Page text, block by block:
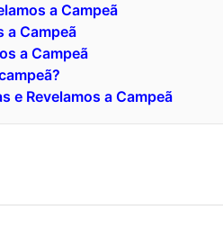
a Campeã
a Campeã
a Campeã
e Revelamos a Campeã